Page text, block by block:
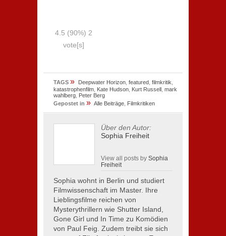
4.5 (90%) 2
vote[s]
TAGS » Deepwater Horizon featured filmkritik
katastrophenfilm Kate Hudson Kurt Russell mark
wahlberg Peter Berg
Gepostet in » Alle Beiträge Filmkritiken
Über den Autor:
Sophia Freiheit
View all posts by Sophia
Freiheit
Sophia wohnt in Berlin und studiert
Filmwissenschaft im Master. Ihre
Lieblingsfilme reichen von
Mysterythrillern wie Shutter Island,
Gone Girl und In Time zu Komödien
von Paul Feig. Zudem treibt sie sich